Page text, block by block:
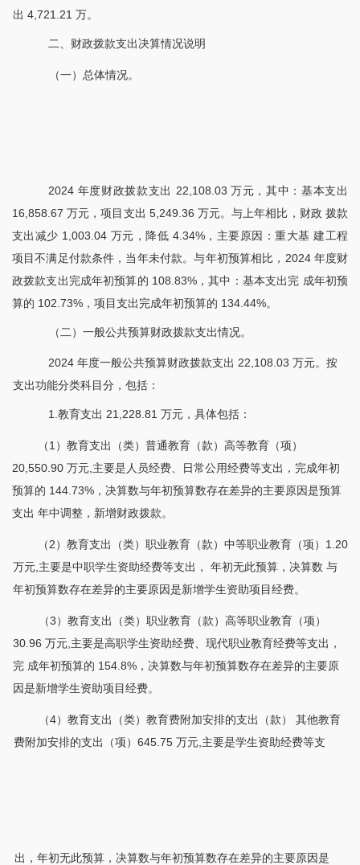
出 4,721.21 万。
二、财政拨款支出决算情况说明
（一）总体情况。
2024 年度财政拨款支出 22,108.03 万元，其中：基本支出
16,858.67 万元，项目支出 5,249.36 万元。与上年相比，财政 拨款
支出减少 1,003.04 万元，降低 4.34%，主要原因：重大基 建工程
项目不满足付款条件，当年未付款。与年初预算相比，2024 年度财
政拨款支出完成年初预算的 108.83%，其中：基本支出完 成年初预
算的 102.73%，项目支出完成年初预算的 134.44%。
（二）一般公共预算财政拨款支出情况。
2024 年度一般公共预算财政拨款支出 22,108.03 万元。按
支出功能分类科目分，包括：
1.教育支出 21,228.81 万元，具体包括：
（1）教育支出（类）普通教育（款）高等教育（项）
20,550.90 万元,主要是人员经费、日常公用经费等支出，完成年初
预算的 144.73%，决算数与年初预算数存在差异的主要原因是预算
支出 年中调整，新增财政拨款。
（2）教育支出（类）职业教育（款）中等职业教育（项）1.20
万元,主要是中职学生资助经费等支出， 年初无此预算，决算数 与
年初预算数存在差异的主要原因是新增学生资助项目经费。
（3）教育支出（类）职业教育（款）高等职业教育（项）
30.96 万元,主要是高职学生资助经费、现代职业教育经费等支出，
完 成年初预算的 154.8%，决算数与年初预算数存在差异的主要原
因是新增学生资助项目经费。
（4）教育支出（类）教育费附加安排的支出（款） 其他教育
费附加安排的支出（项）645.75 万元,主要是学生资助经费等支
出，年初无此预算，决算数与年初预算数存在差异的主要原因是